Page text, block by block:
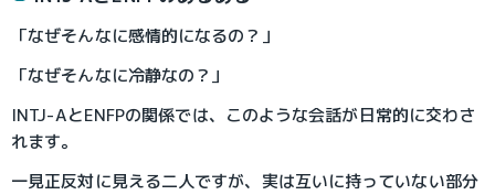
「なぜそんなに感情的になるの？」
「なぜそんなに冷静なの？」
INTJ-AとENFPの関係では、このような会話が日常的に交わさ
れます。
一見正反対に見える二人ですが、実は互いに持っていない部分